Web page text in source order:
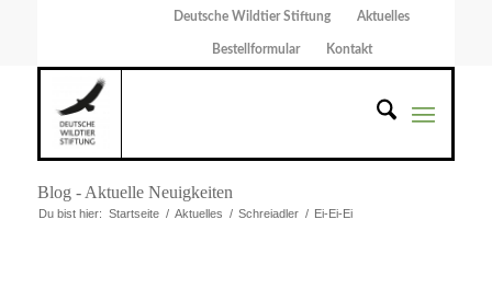
Deutsche Wildtier Stiftung Aktuelles
Bestellformular Kontakt
Blog - Aktuelle Neuigkeiten
Du bist hier: Startseite / Aktuelles / Schreiadler / Ei-Ei-Ei